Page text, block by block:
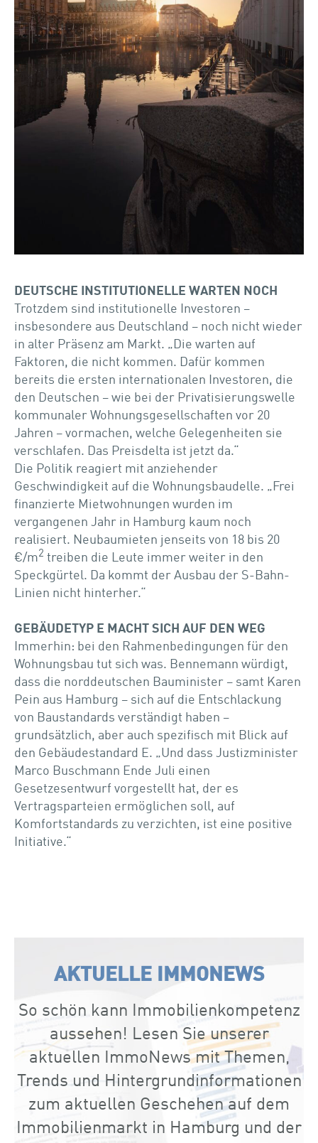
DEUTSCHE INSTITUTIONELLE WARTEN NOCH
Trotzdem sind institutionelle Investoren –
insbesondere aus Deutschland – noch nicht wieder
in alter Präsenz am Markt. „Die warten auf
Faktoren, die nicht kommen. Dafür kommen
bereits die ersten internationalen Investoren, die
den Deutschen – wie bei der Privatisierungswelle
kommunaler Wohnungsgesellschaften vor 20
Jahren – vormachen, welche Gelegenheiten sie
verschlafen. Das Preisdelta ist jetzt da.“
Die Politik reagiert mit anziehender
Geschwindigkeit auf die Wohnungsbaudelle. „Frei
finanzierte Mietwohnungen wurden im
vergangenen Jahr in Hamburg kaum noch
realisiert. Neubaumieten jenseits von 18 bis 20
€/m2 treiben die Leute immer weiter in den
Speckgürtel. Da kommt der Ausbau der S-Bahn-
Linien nicht hinterher.“
GEBÄUDETYP E MACHT SICH AUF DEN WEG
Immerhin: bei den Rahmenbedingungen für den
Wohnungsbau tut sich was. Bennemann würdigt,
dass die norddeutschen Bauminister – samt Karen
Pein aus Hamburg – sich auf die Entschlackung
von Baustandards verständigt haben –
grundsätzlich, aber auch spezifisch mit Blick auf
den Gebäudestandard E. „Und dass Justizminister
Marco Buschmann Ende Juli einen
Gesetzesentwurf vorgestellt hat, der es
Vertragsparteien ermöglichen soll, auf
Komfortstandards zu verzichten, ist eine positive
Initiative.“
AKTUELLE IMMONEWS
So schön kann Immobilienkompetenz
aussehen! Lesen Sie unserer
aktuellen ImmoNews mit Themen,
Trends und Hintergrundinformationen
zum aktuellen Geschehen auf dem
Immobilienmarkt in Hamburg und der